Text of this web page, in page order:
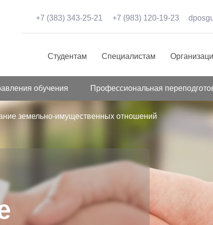
+7 (383) 343-25-21 +7 (983) 120-19-23
Студентам Специалистам
обучения Профессиональная
земельно-имущественных отношений